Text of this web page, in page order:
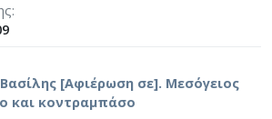
[Αφιέρωση σε]. Μεσόγειος
και κοντραμπάσο